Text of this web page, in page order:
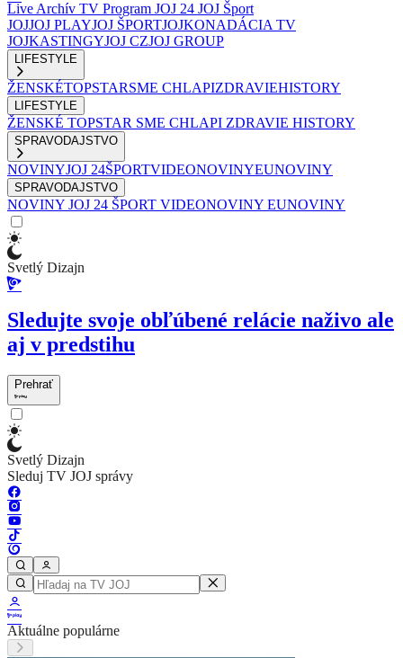
Live Archív TV Program JOJ 24 JOJ Šport
JOJJOJ PLAYJOJ ŠPORTJOJKONADÁCIA TV
JOJKASTINGYJOJ CZJOJ GROUP
LIFESTYLE
ŽENSKÉTOPSTARSME CHLAPIZDRAVIEHISTORY
LIFESTYLE
ŽENSKÉ TOPSTAR SME CHLAPI ZDRAVIE HISTORY
SPRAVODAJSTVO
NOVINYJOJ 24ŠPORTVIDEONOVINYEUNOVINY
SPRAVODAJSTVO
NOVINY JOJ 24 ŠPORT VIDEONOVINY EUNOVINY
Svetlý Dizajn
Sledujte svoje obľúbené relácie naživo ale
aj v predstihu
Prehrať
Svetlý Dizajn
Sleduj TV JOJ správy
Aktuálne populárne